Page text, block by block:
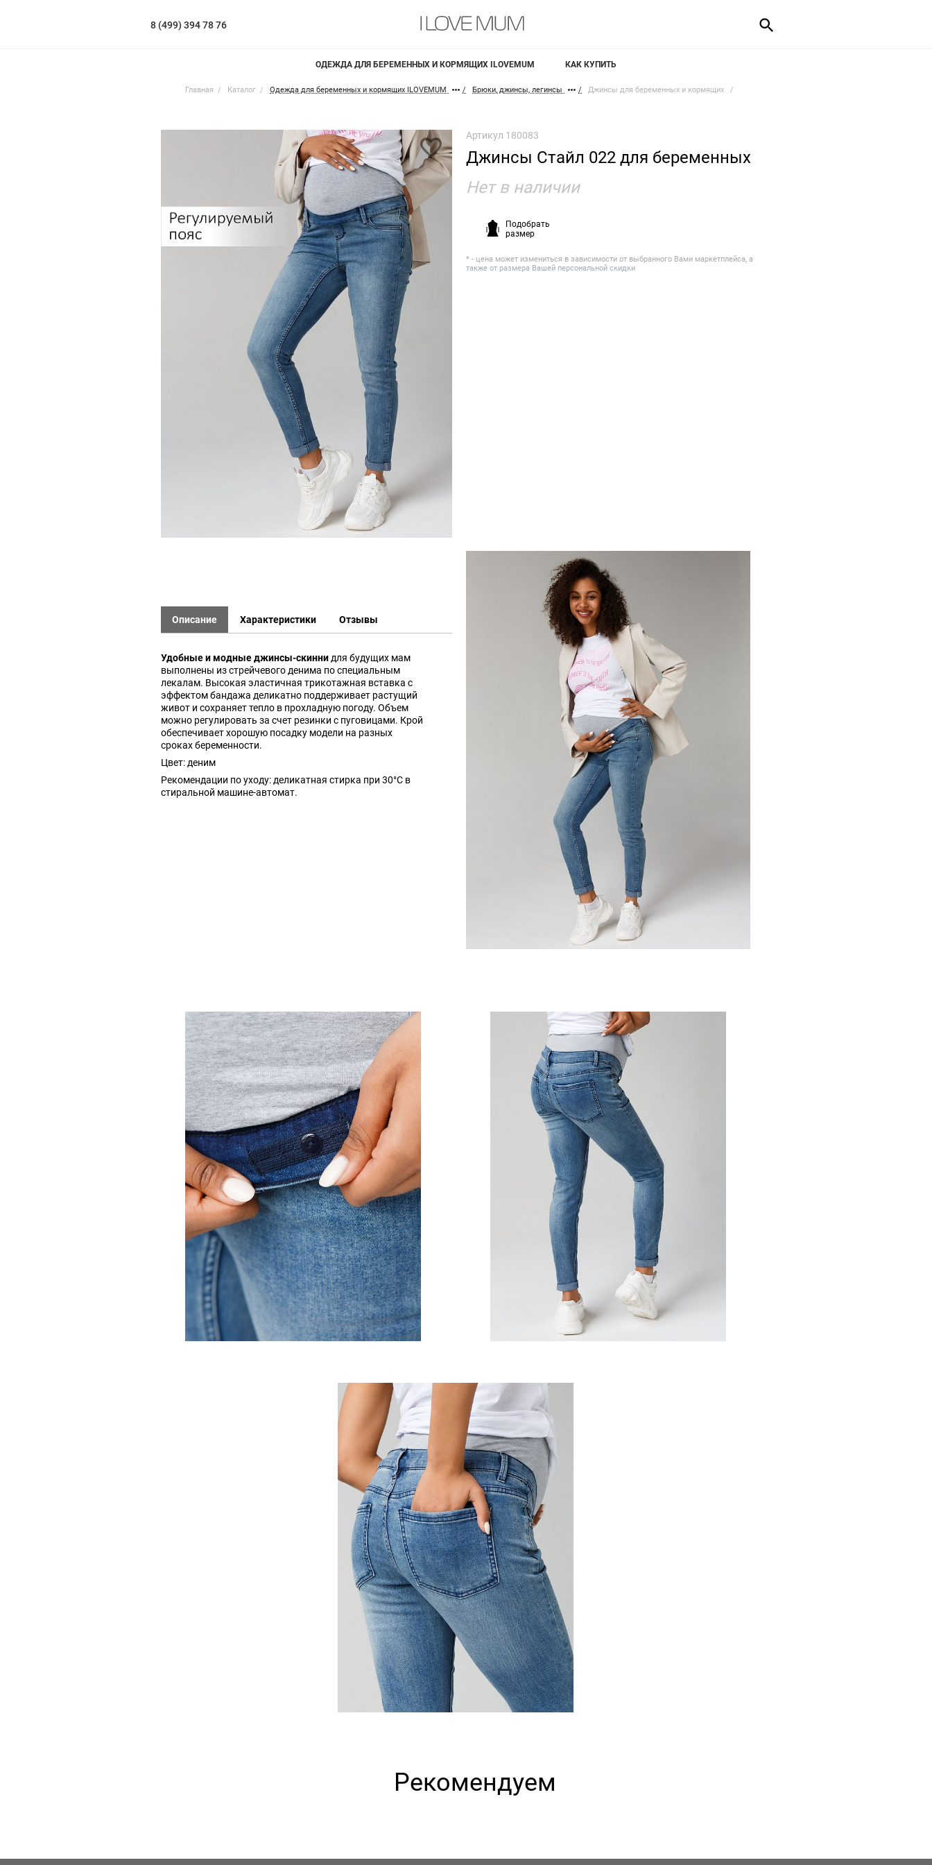
8 (499) 394 78 76
ОДЕЖДА ДЛЯ БЕРЕМЕННЫХ И КОРМЯЩИХ ILOVEMUM КАК КУПИТЬ
Главная Каталог Одежда для беременных и кормящих ILOVEMUM Брюки, джинсы, легинсы Джинсы для беременных и кормящих
Артикул 180083
Джинсы Стайл 022 для беременных
Нет в наличии
Подобрать
размер
* - цена может измениться в зависимости от выбранного Вами маркетплейса, а
также от размера Вашей персональной скидки
Описание Характеристики Отзывы
Удобные и модные джинсы-скинни для будущих мам
выполнены из стрейчевого денима по специальным
лекалам. Высокая эластичная трикотажная вставка с
эффектом бандажа деликатно поддерживает растущий
живот и сохраняет тепло в прохладную погоду. Объем
можно регулировать за счет резинки с пуговицами. Крой
обеспечивает хорошую посадку модели на разных
сроках беременности.
Цвет: деним
Рекомендации по уходу: деликатная стирка при 30°C в
стиральной машине-автомат.
Рекомендуем